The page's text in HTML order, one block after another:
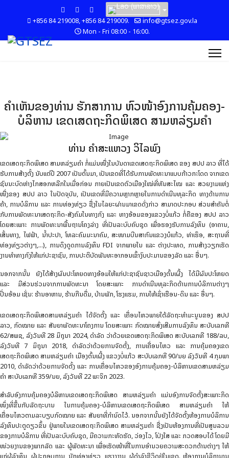
+856 84 219008, +856 84 219009.
info@gtsez.gov.la
Mon - Fri 08:00 - 16:00.
ຄໍາເຫັນຂອງທ່ານ ຮັກສາການ ຫົວໜ້າອົງການຄຸ້ມຄອງ-
ບໍລິຫານ ເຂດເສດຖະກິດພິເສດ ສາມຫລ່ຽມຄໍາ
ທ່ານ ຄໍາສະແຫວງ ວິໄລພົງ
ເຂດເສດຖະກິດພິເສດ ສາມຫລ່ຽມຄໍາ ກໍ່ແມ່ນໜື່ງໃນບັນດາເຂດເສດຖະກິດພິເສດ ຂອງ ສປປ ລາວ ທີ່ໄດ້
ຮັບການສ້າງຕັ້ງ ນັບແຕ່ປີ 2007 ເປັນຕົ້ນມາ, ເປັນເຂດທີ່ໄດ້ຮັບການພັດທະນາແບບກ້າວກະໂດດ ຈາກເຂດ
ຊົນນະບົດຫ່າງໄກສອກຫລີກໃນເມື່ອກ່ອນ ກາຍເປັນເຂດຕົວເມືອງໃໝ່ທີ່ທັນສະໄໝ ແລະ ສວຍງາມແຫ່ງ
ໜື່ງຂອງ ສປປ ລາວ ໃນປັດຈຸບັນ, ເປັນເຂດທີ່ມີຄວາມຫຼາກຫຼາຍໃນການດຳເນີນທຸລະກິດ ທາງດ້ານການ
ຄ້າ, ການບໍລິການ ແລະ ການທ່ອງທ່ຽວ ຊື່ງໃນໄລຍະຜ່ານມາເຂດດັ່ງກ່າວ ສາມາດປະກອບ ສ່ວນສຳຄັນຕໍ່
ກັບການພັດທະນາເສດຖະກິດ-ສັງຄົມໃນທາງກົງ ແລະ ທາງອ້ອມຂອງແຂວງບໍ່ແກ້ວ ກໍ່ຄືຂອງ ສປປ ລາວ
ໂດຍສະເພາະ ການພັດທະນາພື້ນຖານໂຄງລ່າງ ທີ່ເປັນລະບົບຄົບຊຸດ ເພື່ອຮອງຮັບການລົງທຶນ (ອາຄານ,
ເສັ້ນທາງ, ໄຟຟ້າ, ນໍ້າປະປາ, ໂທລະຄົມມະນາຄົມ, ສະໜາມບີນສາກົນແຂວງບໍແກ້ວ, ທ່າເຮຶອ, ສະຖານທີ່
ທ່ອງທ່ຽວຕ່າງໆ,...), ການດຶງດູດການລົງທຶນ FDI ຈາກພາຍໃນ ແລະ ຕ່າງປະເທດ, ການສ້າງວຽກເຮັດ
ງານທໍາທາງກົງໃຫ້ແກ່ປະຊາຊົນ, ການປະຕິບັດພັນທະອາກອນເຂົ້າງົບປະມານຂອງລັດ ແລະ ອື່ນໆ.
ນອກຈາກນັ້ນ ຍັງໄດ້ສ້າງຜົນປະໂຫຍດທາງອ້ອມໃຫ້ແກ່ປະຊາຊົນຊາວເມືອງຕົ້ນເຜີ້ງ ໄດ້ມີຜົນປະໂຫຍດ
ແລະ ມີສ່ວນຮ່ວມຈາກການພັດທະນາ ໂດຍສະເພາະ ການດຳເນີນທຸລະກິດດ້ານການບໍລິການຕ່າງໆ
ປີ່ນອ້ອມ ເຊັ່ນ: ຮ້ານອາຫານ, ຮ້ານກີນດື່ມ, ບ້ານພັກ, ໂຮງແຮມ, ການໃຫ້ເຊົ່າເຮືອນ-ດິນ ແລະ ອື່ນໆ.
ເຂດເສດຖະກິດພິເສດສາມຫລ່ຽມຄໍາ ໄດ້ຈັດຕັ້ງ ແລະ ເຄື່ອນໄຫວພາຍໃຕ້ລັດຖະທໍາມະນູນຂອງ ສປປ
ລາວ, ກົດໝາຍ ແລະ ສັນຍາພັດທະນາໂຄງການ ໂດຍສະເພາະ ກົດໝາຍສົ່ງເສີມການລົງທຶນ ສະບັບເລກທີ
62/ສພຊ, ລົງວັນທີ 28 ມິຖຸນາ 2024, ດໍາລັດ ວ່າດ້ວຍເຂດເສດຖະກິດພິເສດ ສະບັບເລກທີ 188/ລບ,
ລົງວັນທີ 7 ມິຖຸນາ 2018, ດຳລັດວ່າດ້ວຍການຈັດຕັ້ງ, ການເຄື່ອນໄຫວ ແລະ ການຄຸ້ມຄອງເຂດ
ເສດຖະກິດພິເສດ ສາມຫລ່ຽມຄໍາ ເມືອງຕົ້ນເຜີ້ງ ແຂວງບໍ່ແກ້ວ ສະບັບເລກທີ 90/ນຍ ລົງວັນທີ 4 ກຸມພາ
2010, ດຳລັດວ່າດ້ວຍການຈັດຕັ້ງ ແລະ ການເຄື່ອນໄຫວຂອງອົງການຄຸ້ມຄອງ-ບໍລິຫານເຂດສາມຫລ່ຽມ
ຄໍາ ສະບັບເລກທີ 359/ນຍ, ລົງວັນທີ 22 ພະຈິກ 2023.
ສໍາລັບອົງການຄຸ້ມຄອງບໍລິຫານເຂດເສດຖະກິດພິເສດ ສາມຫລ່ຽມຄໍາ ແມ່ນອົງການຈັດຕັ້ງສະເພາະກິດ
ໜຶ່ງທີ່ຂື້ນກັບລັດຖະບານ ໃນການຄຸ້ມຄອງ-ບໍລິຫານເຂດເສດຖະກິດພິເສດ ສາມຫລ່ຽມຄໍາ ໃຫ້
ເຄື່ອນໄຫວຕາມລະບຽບກົດໝາຍ ແລະ ສັນຍາທີ່ກໍານົດໄວ້. ນອກຈາກນັ້ນຍັງໄດ້ຈັດຕັ້ງຫ້ອງການບໍລິການ
ລົງທຶນປະຕູດຽວຂຶ້ນ ຢູ່ພາຍໃນເຂດເສດຖະກິດພິເສດ ສາມຫລ່ຽມຄໍາ ຊື່ງເປັນຫ້ອງການທີ່ເປັນສູນລວມ
ຂອງການບໍລິການ ທີ່ເປັນລະບົບຄົບຊຸດ, ມີຄວາມກະທັດຮັດ, ວ່ອງໄວ, ໂປ່ງໃສ ແລະ ກວດສອບໄດ້ ໂດຍມີ
ໜ່ວຍງານຂອງພາກລັດ ແລະ ຜູ້ພັດທະນາ ເພື່ອເຮັດໜ້າທີ່ໃນການອຳນວຍຄວາມສະດວກດ້ານຕ່າງໆ ໃຫ້